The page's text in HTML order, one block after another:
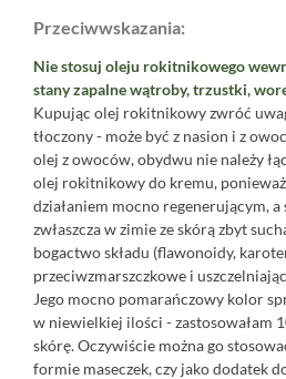
Przeciwwskazania:
Nie stosuj oleju rokitnikowego
stany zapalne wątroby, trzustki,
Kupując olej rokitnikowy zwróć
tłoczony - może być z nasion i z
olej z owoców, obydwu nie należy
olej rokitnikowy do kremu,
działaniem mocno regenerującym,
zwłaszcza w zimie ze skórą zbyt
bogactwo składu (flawonoidy,
przeciwzmarszczkowe i
Jego mocno pomarańczowy kolor
w niewielkiej ilości - zastosowałam
skórę. Oczywiście można go
formie maseczek, czy jako dodatek